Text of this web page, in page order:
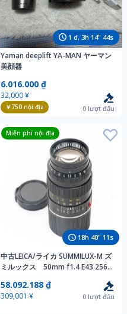
1 d, 3h 14" 42s
Yaman deeplift YA-MAN ヤーマン
美顔器
6.016.000 ₫
32,000 ¥
￥750nội địa 0 lượt đấu
18h 40" 09 s
Miễn phí nội địa
中古LEICA/ライカ SUMMILUX-M ズ
ミルックス 50mm f1.4 E43 256万
58.092.188 ₫
309,001 ¥ 0 lượt đấu